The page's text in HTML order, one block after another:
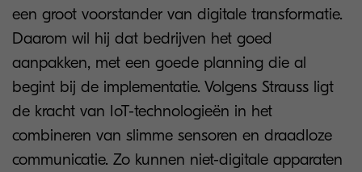
een groot voorstander van digitale transformatie.
Daarom wil hij dat bedrijven het goed
aanpakken, met een goede planning die al
begint bij de implementatie. Volgens Strauss ligt
de kracht van IoT-technologieën in het
combineren van slimme sensoren en draadloze
communicatie. Zo kunnen niet-digitale apparaten